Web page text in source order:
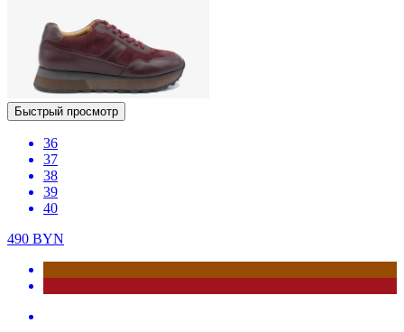
Быстрый просмотр
36
37
38
39
40
490 BYN